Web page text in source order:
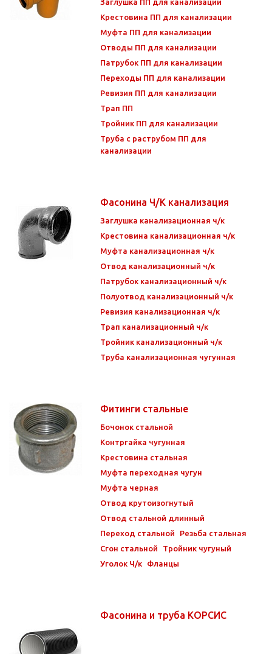
Крестовина ПП для канализации
Муфта ПП для канализации
Отводы ПП для канализации
Патрубок ПП для канализации
Переходы ПП для канализации
Ревизия ПП для канализации
Трап ПП
Тройник ПП для канализации
Труба с раструбом ПП для
канализации
Фасонина Ч/К канализация
Заглушка канализационная ч/к
Крестовина канализационная ч/к
Муфта канализационная ч/к
Отвод канализационный ч/к
Патрубок канализационный ч/к
Полуотвод канализационный ч/к
Ревизия канализационная ч/к
Трап канализационный ч/к
Тройник канализационный ч/к
Труба канализационная чугунная
Фитинги стальные
Бочонок стальной
Контргайка чугунная
Крестовина стальная
Муфта переходная чугун
Муфта черная
Отвод крутоизогнутый
Отвод стальной длинный
Переход стальной
Резьба стальная
Сгон стальной
Тройник чугуный
Уголок Ч/к
Фланцы
Фасонина и труба КОРСИС